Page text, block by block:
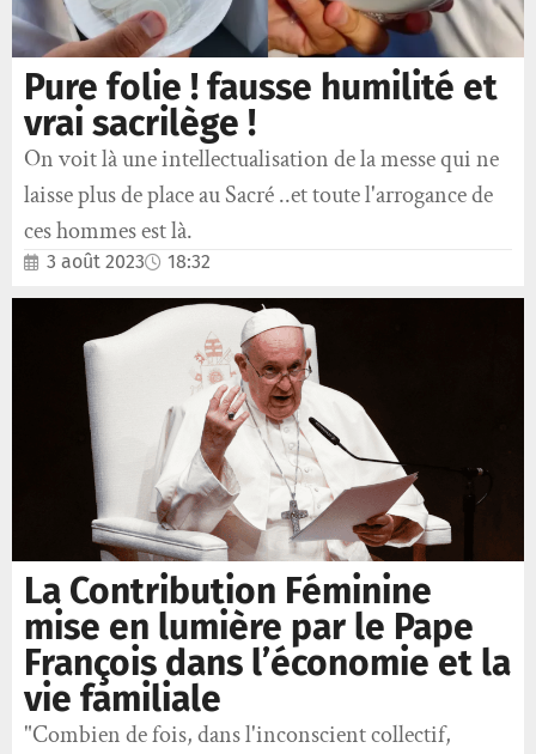
Pure folie ! fausse humilité et
vrai sacrilège !
On voit là une intellectualisation de la messe qui ne
laisse plus de place au Sacré ..et toute l'arrogance de
ces hommes est là.
3 août 2023 18:32
La Contribution Féminine
mise en lumière par le Pape
François dans l’économie et la
vie familiale
"Combien de fois, dans l'inconscient collectif,